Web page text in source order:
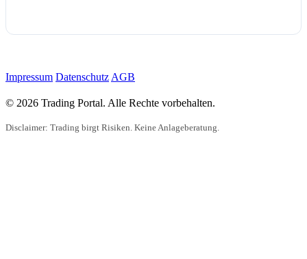
Impressum Datenschutz AGB
© 2026 Trading Portal. Alle Rechte vorbehalten.
Disclaimer: Trading birgt Risiken. Keine Anlageberatung.